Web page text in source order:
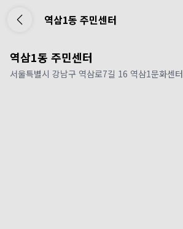
역삼1동 주민센터
역삼1동 주민센터
서울특별시 강남구 역삼로7길 16 역삼1문화센터